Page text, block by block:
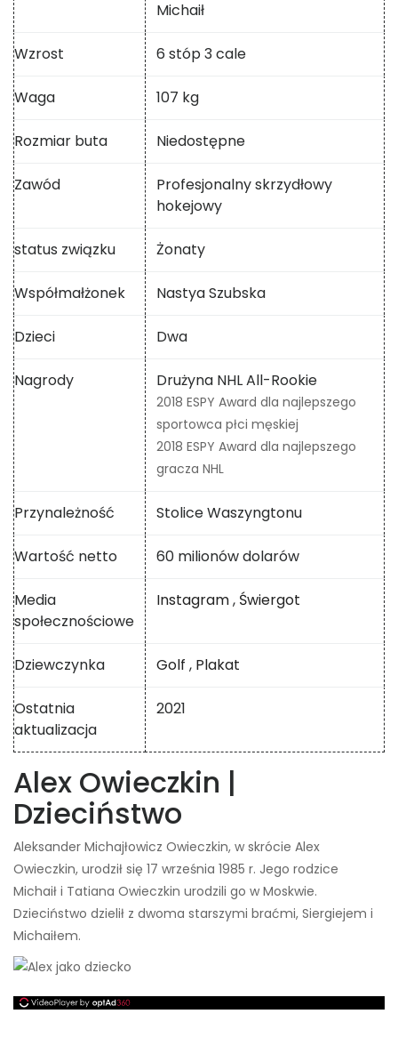
Michaił
Wzrost 6 stóp 3 cale
Waga 107 kg
Rozmiar buta Niedostępne
Zawód
Profesjonalny skrzydłowy
hokejowy
status związku Żonaty
Współmałżonek Nastya Szubska
Dzieci Dwa
Nagrody Drużyna NHL All-Rookie
2018 ESPY Award dla najlepszego
sportowca płci męskiej
2018 ESPY Award dla najlepszego
gracza NHL
Przynależność Stolice Waszyngtonu
Wartość netto 60 milionów dolarów
Media
społecznościowe
Instagram, Świergot
Dziewczynka Golf , Plakat
Ostatnia
aktualizacja
2021
Alex Owieczkin |
Dzieciństwo
Aleksander Michajłowicz Owieczkin, w skrócie Alex
Owieczkin, urodził się 17 września 1985 r. Jego rodzice
Michaił i Tatiana Owieczkin urodzili go w Moskwie.
Dzieciństwo dzielił z dwoma starszymi braćmi, Siergiejem i
Michaiłem.